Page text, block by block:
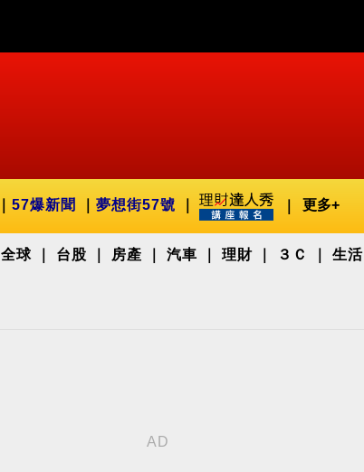
57爆新聞 夢想街57號 更多+
全球 台股 房產 汽車 理財 ３Ｃ 生活